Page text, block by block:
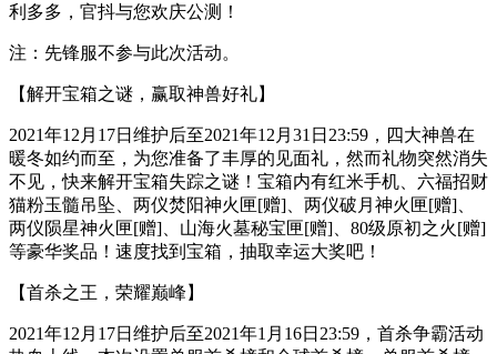
利多多，官抖与您欢庆公测！
注：先锋服不参与此次活动。
【解开宝箱之谜，赢取神兽好礼】
2021年12月17日维护后至2021年12月31日23:59，四大神兽在
暖冬如约而至，为您准备了丰厚的见面礼，然而礼物突然消失
不见，快来解开宝箱失踪之谜！宝箱内有红米手机、六福招财
猫粉玉髓吊坠、两仪焚阳神火匣[赠]、两仪破月神火匣[赠]、
两仪陨星神火匣[赠]、山海火墓秘宝匣[赠]、80级原初之火[赠]
等豪华奖品！速度找到宝箱，抽取幸运大奖吧！
【首杀之王，荣耀巅峰】
2021年12月17日维护后至2021年1月16日23:59，首杀争霸活动